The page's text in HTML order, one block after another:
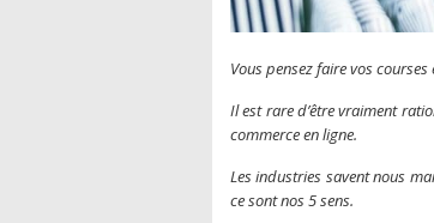
Vous pensez faire vos
Il est rare d’être vraiment
commerce en ligne.
Les industries savent nous
ce sont nos 5 sens.